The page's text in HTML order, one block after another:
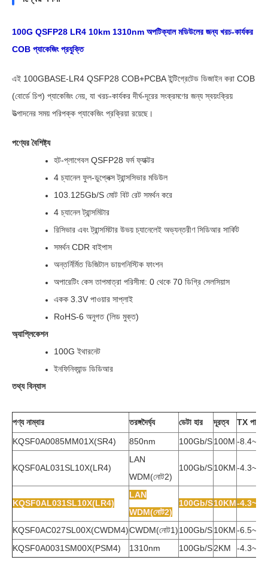
100G QSFP28 LR4 10km 1310nm অপটিক্যাল মডিউলের জন্য খরচ-কার্যকর
COB প্যাকেজিং প্রযুক্তি
এই 100GBASE-LR4 QSFP28 COB+PCBA ইন্টিগ্রেটেড ডিজাইন করা COB
(বোর্ডে চিপ) প্যাকেজিং নেয়, যা খরচ-কার্যকর দীর্ঘ-দূরের সংক্রমণের জন্য স্বয়ংক্রিয়
উত্পাদনের সময় পরিপক্ক প্যাকেজিং প্রক্রিয়া রয়েছে।
পণ্যের বৈশিষ্ট্য
হট-প্লাগেবল QSFP28 ফর্ম ফ্যাক্টর
4 চ্যানেল ফুল-ডুপ্লেক্স ট্রান্সসিভার মডিউল
103.125Gb/s মোট বিট রেট সমর্থন করে
4 চ্যানেল ট্রান্সমিটার
রিসিভার এবং ট্রান্সমিটার উভয় চ্যানেলেই অভ্যন্তরীণ সিডিআর সার্কিট
সমর্থন CDR বাইপাস
অন্তর্নির্মিত ডিজিটাল ডায়গনিস্টিক ফাংশন
অপারেটিং কেস তাপমাত্রা পরিসীমা: 0 থেকে 70 ডিগ্রি সেলসিয়াস
একক 3.3V পাওয়ার সাপ্লাই
RoHS-6 অনুগত (লিড মুক্ত)
অ্যাপ্লিকেশন
100G ইথারনেট
ইনফিনিব্যান্ড ডিডিআর
তথ্য বিন্যাস
পণ্য নাম্বার তরঙ্গদৈর্ঘ্য ডেটা হার দূরত্ব
TX
KQSF0A0085MM01X(SR4)
850nm 100Gb/s100M -
KQSF0AL031SL10X(LR4)
LAN
WDM(নোট2)
100Gb/s10KM-
KQSF0AL031SL10X(LR4)
LAN
WDM(নোট2)
100Gb/s10KM-
KQSF0AC027SL00X(CWDM4)CWDM(নোট1)100Gb/s10KM-
KQSF0A0031SM00X(PSM4)
1310nm 100Gb/s2KM -